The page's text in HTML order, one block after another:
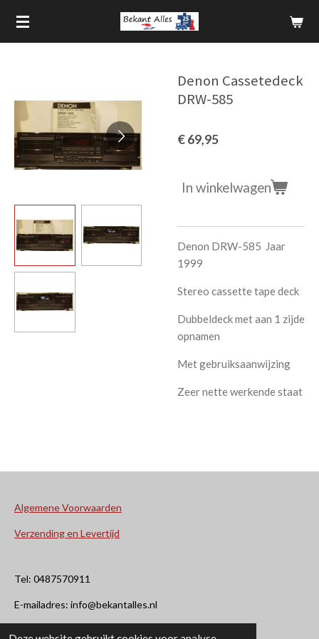
Ga
direct
Denon Cassetedeck
DRW-585
€ 69,95
In winkelwagen
Denon DRW-585 Jaar
1999
Stereo cassette tape deck
Dubbeldeck met aan 1 zijde
opnamen
Met gebruiksaanwijzing
Zeer nette werkende staat
Algemene Voorwaarden
Verzending en Levertijd
Tel: 0487570911
E-mailadres: info@bekantalles.nl